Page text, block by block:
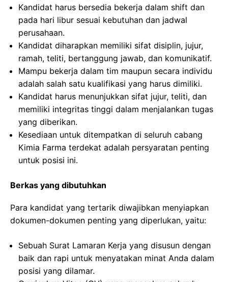
Kandidat harus bersedia bekerja dalam shift dan
pada hari libur sesuai kebutuhan dan jadwal
perusahaan.
Kandidat diharapkan memiliki sifat disiplin, jujur,
ramah, teliti, bertanggung jawab, dan komunikatif.
Mampu bekerja dalam tim maupun secara individu
adalah salah satu kualifikasi yang harus dimiliki.
Kandidat harus menunjukkan sifat jujur, teliti, dan
memiliki integritas tinggi dalam menjalankan tugas
yang diberikan.
Kesediaan untuk ditempatkan di seluruh cabang
Kimia Farma terdekat adalah persyaratan penting
untuk posisi ini.
Berkas yang dibutuhkan
Para kandidat yang tertarik diwajibkan menyiapkan
dokumen-dokumen penting yang diperlukan, yaitu:
Sebuah Surat Lamaran Kerja yang disusun dengan
baik dan rapi untuk menyatakan minat Anda dalam
posisi yang dilamar.